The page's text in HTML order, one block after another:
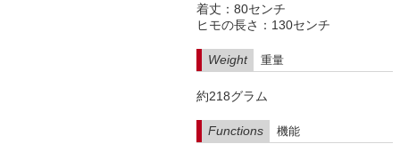
着丈：80センチ
ヒモの長さ：130センチ
Weight 重量
約218グラム
Functions 機能